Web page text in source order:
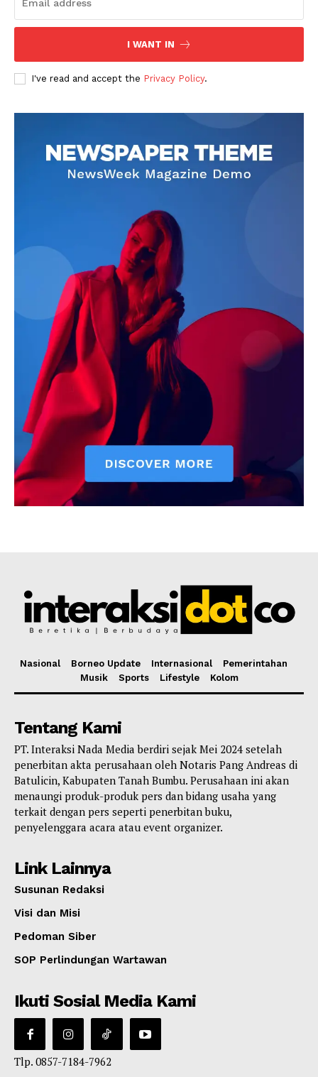
I WANT IN
I've read and accept the Privacy Policy.
Nasional Borneo Update Internasional
Pemerintahan
Musik
Sports Lifestyle Kolom
Tentang Kami
PT. Interaksi Nada Media berdiri sejak Mei 2024 setelah
penerbitan akta perusahaan oleh Notaris Pang Andreas di
Batulicin, Kabupaten Tanah Bumbu. Perusahaan ini akan
menaungi produk-produk pers dan bidang usaha yang
terkait dengan pers seperti penerbitan buku,
penyelenggara acara atau event organizer.
Link Lainnya
Susunan Redaksi
Visi dan Misi
Pedoman Siber
SOP Perlindungan Wartawan
Ikuti Sosial Media Kami
Tlp. 0857-7184-7962